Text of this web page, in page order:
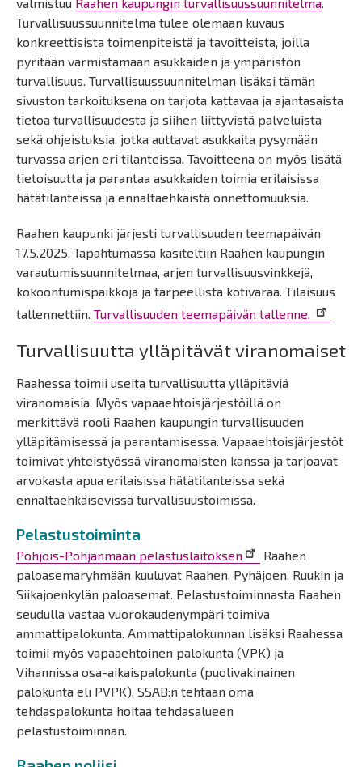
Turvallisuussuunnitelma tulee olemaan kuvaus
konkreettisista toimenpiteistä ja tavoitteista, joilla
pyritään varmistamaan asukkaiden ja ympäristön
turvallisuus. Turvallisuussuunnitelman lisäksi tämän
sivuston tarkoituksena on tarjota kattavaa ja ajantasaista
tietoa turvallisuudesta ja siihen liittyvistä palveluista
sekä ohjeistuksia, jotka auttavat asukkaita pysymään
turvassa arjen eri tilanteissa. Tavoitteena on myös lisätä
tietoisuutta ja parantaa asukkaiden toimia erilaisissa
hätätilanteissa ja ennaltaehkäistä onnettomuuksia.
Raahen kaupunki järjesti turvallisuuden teemapäivän
17.5.2025. Tapahtumassa käsiteltiin Raahen kaupungin
varautumissuunnitelmaa, arjen turvallisuusvinkkejä,
kokoontumispaikkoja ja tarpeellista kotivaraa. Tilaisuus
tallennettiin. Turvallisuuden teemapäivän tallenne.
Turvallisuutta ylläpitävät viranomaiset
Raahessa toimii useita turvallisuutta ylläpitäviä
viranomaisia. Myös vapaaehtoisjärjestöillä on
merkittävä rooli Raahen kaupungin turvallisuuden
ylläpitämisessä ja parantamisessa. Vapaaehtoisjärjestöt
toimivat yhteistyössä viranomaisten kanssa ja tarjoavat
arvokasta apua erilaisissa hätätilanteissa sekä
ennaltaehkäisevissä turvallisuustoimissa.
Pelastustoiminta
Pohjois-Pohjanmaan pelastuslaitoksen
Raahen
paloasemaryhmään kuuluvat Raahen, Pyhäjoen, Ruukin ja
Siikajoenkylän paloasemat. Pelastustoiminnasta Raahen
seudulla vastaa vuorokaudenympäri toimiva
ammattipalokunta. Ammattipalokunnan lisäksi Raahessa
toimii myös vapaaehtoinen palokunta (VPK) ja
Vihannissa osa-aikaispalokunta (puolivakinainen
palokunta eli PVPK). SSAB:n tehtaan oma
tehdaspalokunta hoitaa tehdasalueen
pelastustoiminnan.